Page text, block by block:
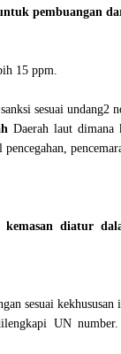
pembuangan
15 ppm.
sesuai undang2
Daerah laut dimana
diatur
sesuai kekhususan
UN